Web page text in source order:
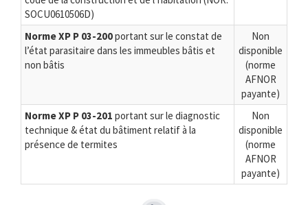
SOCU0610506D)
Norme XP P 03-200portant sur le constat de
l’état parasitaire dans les immeubles bâtis et
non bâtis
Non
disponible
(norme
AFNOR
payante)
Norme XP P 03-201 portant sur le diagnostic
technique & état du bâtiment relatif à la
présence de termites
Non
disponible
(norme
AFNOR
payante)